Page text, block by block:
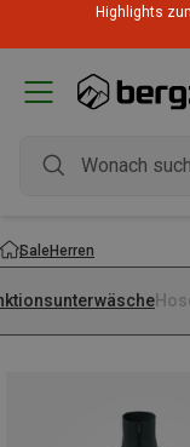
Highlights
SaleHerren